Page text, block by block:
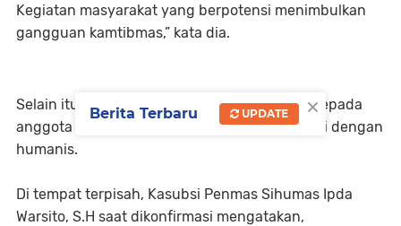
Kegiatan masyarakat yang berpotensi menimbulkan
gangguan kamtibmas,” kata dia.
Selain itu, Kasat Samapta juga menekankan kepada
anggota untuk melaksanakan pengamanan ini dengan
humanis.
Di tempat terpisah, Kasubsi Penmas Sihumas Ipda
Warsito, S.H saat dikonfirmasi mengatakan,
×
Berita Terbaru UPDATE